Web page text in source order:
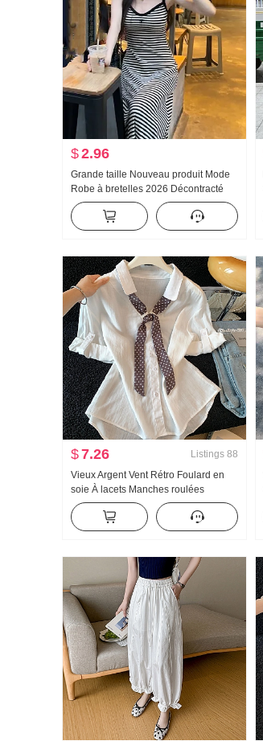
$2.96
Grande taille Nouveau produit Mode
Robe à bretelles 2026 Décontracté
Port extérieur Rayures Robe longue
Ajusté Amincissant Robe Top
$7.26 Listings 88
Vieux Argent Vent Rétro Foulard en
soie À lacets Manches roulées
Chemise pour femmes Été Froid Série
Gao Zhi Sens Porter Match Chemise
blanche Fin Top